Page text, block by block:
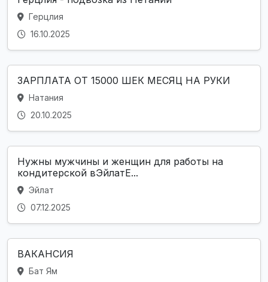
Герцлия
16.10.2025
ЗАРПЛАТА ОТ 15000 ШЕК МЕСЯЦ НА РУКИ
Натания
20.10.2025
Нужны мужчины и женщин для работы на
кондитерской вЭйлатЕ...
Эйлат
07.12.2025
ВАКАНСИЯ
Бат Ям